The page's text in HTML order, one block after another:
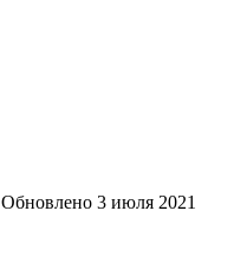
Обновлено 3 июля 2021